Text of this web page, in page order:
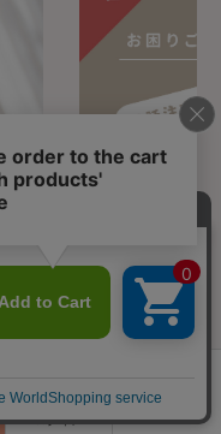
安心のカ
WEBでのお
話での注文も
た、日々メー
ていただいて
会員登録
ログイン